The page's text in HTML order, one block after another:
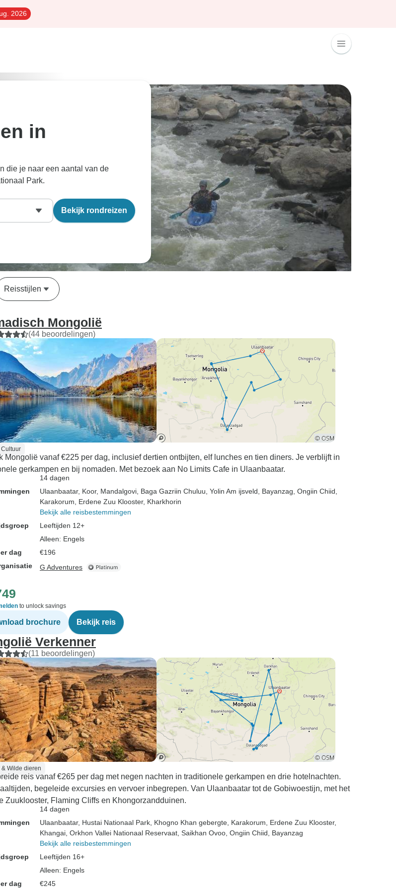
2026
in
die je naar een aantal van de
Park.
Bekijk rondreizen
Reisstijlen
Mongolië
(44 beoordelingen)
Cultuur
Mongolië vanaf €225 per dag, inclusief dertien ontbijten, elf lunches en tien diners. Je verblijft in
gerkampen en bij nomaden. Met bezoek aan No Limits Cafe in Ulaanbaatar.
14 dagen
Ulaanbaatar, Koor, Mandalgovi , Baga Gazriin Chuluu , Yolin Am ijsveld , Bayanzag , Ongiin Chiid
Karakorum , Erdene Zuu Klooster, Kharkhorin
Bekijk alle reisbestemmingen
Leeftijden 12+
Alleen: Engels
dag
€196
G Adventures
to unlock savings
brochure Bekijk reis
Verkenner
(11 beoordelingen)
& Wilde dieren
reis vanaf €265 per dag met negen nachten in traditionele gerkampen en drie hotelnachten.
begeleide excursies en vervoer inbegrepen. Van Ulaanbaatar tot de Gobiwoestijn, met het
Zuuklooster, Flaming Cliffs en Khongorzandduinen.
14 dagen
Ulaanbaatar, Hustai Nationaal Park , Khogno Khan gebergte , Karakorum , Erdene Zuu Klooster,
Khangai , Orkhon Vallei Nationaal Reservaat , Saikhan Ovoo , Ongiin Chiid , Bayanzag
Bekijk alle reisbestemmingen
Leeftijden 16+
Alleen: Engels
dag
€245